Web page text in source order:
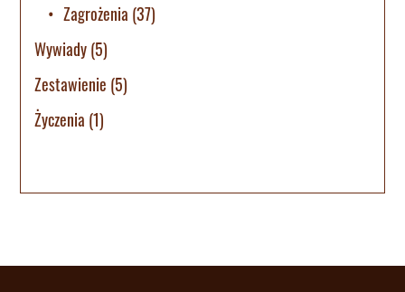
Zagrożenia (37)
Wywiady(5)
Zestawienie (5)
Życzenia (1)